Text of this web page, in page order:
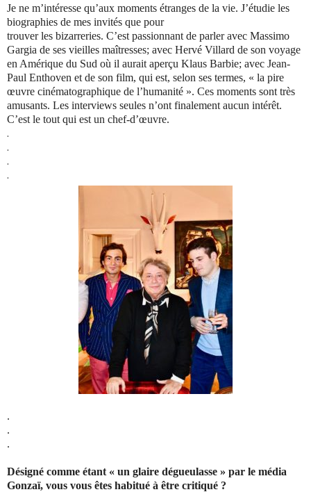
Je ne m’intéresse qu’aux moments étranges de la vie. J’étudie les
biographies de mes invités que pour
trouver les bizarreries. C’est passionnant de parler avec Massimo
Gargia de ses vieilles maîtresses; avec Hervé Villard de son voyage
en Amérique du Sud où il aurait aperçu Klaus Barbie; avec Jean-
Paul Enthoven et de son film, qui est, selon ses termes, « la pire
œuvre cinématographique de l’humanité ». Ces moments sont très
amusants. Les interviews seules n’ont finalement aucun intérêt.
C’est le tout qui est un chef-d’œuvre.
.
.
.
.
.
.
.
Désigné comme étant « un glaire dégueulasse » par le média
Gonzaï, vous vous êtes habitué à être critiqué ?